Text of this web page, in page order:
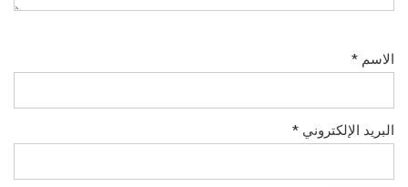
الاسم *
البريد الإلكتروني *